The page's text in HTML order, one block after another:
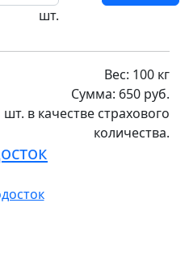
шт.
Вес: 100 кг
Сумма: 650 руб.
шт. в качестве страхового
количества.